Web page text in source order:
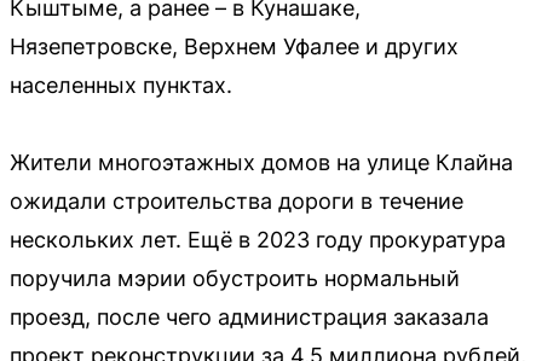
Кыштыме, а ранее – в Кунашаке,
Нязепетровске, Верхнем Уфалее и других
населенных пунктах.
Жители многоэтажных домов на улице Клайна
ожидали строительства дороги в течение
нескольких лет. Ещё в 2023 году прокуратура
поручила мэрии обустроить нормальный
проезд, после чего администрация заказала
проект реконструкции за 4,5 миллиона рублей,